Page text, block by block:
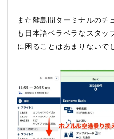
また離島間ターミナルのチ
も日本語ベラベラなスタッ
に困ることはあまりないで